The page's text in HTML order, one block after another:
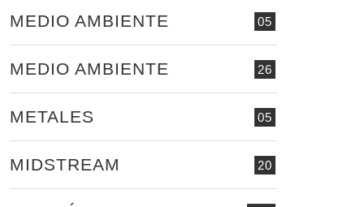
05
MEDIO AMBIENTE
26
MEDIO AMBIENTE
05
METALES
20
MIDSTREAM